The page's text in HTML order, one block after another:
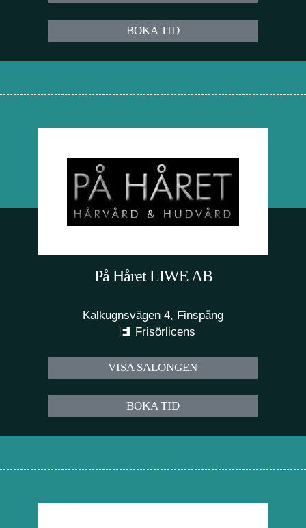
BOKA TID
På Håret LIWE AB
Kalkugnsvägen 4, Finspång
Frisörlicens
VISA SALONGEN
BOKA TID